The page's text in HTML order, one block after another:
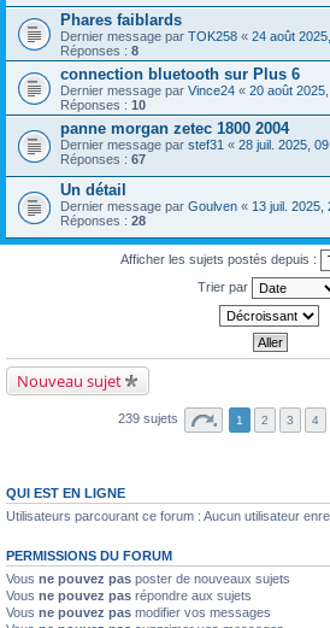
Phares faiblards
Dernier message par TOK258 « 24 août
Réponses : 8
connection bluetooth sur Plus 6
Dernier message par Vince24 « 20 août
Réponses : 10
panne morgan zetec 1800 2004
Dernier message par stef31 « 28 juil. 2025,
Réponses : 67
Un détail
Dernier message par Goulven « 13 juil. 2025,
Réponses : 28
Afficher les sujets postés depuis :
Trier par
Nouveau sujet
239 sujets 1 2 3 4
QUI EST EN LIGNE
Utilisateurs parcourant ce forum : Aucun utilisateur
PERMISSIONS DU FORUM
Vous ne pouvez pas poster de nouveaux sujets
Vous ne pouvez pas répondre aux sujets
Vous ne pouvez pas modifier vos messages